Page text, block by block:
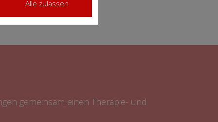
gemeinsam einen Therapie- und
Alle zulassen